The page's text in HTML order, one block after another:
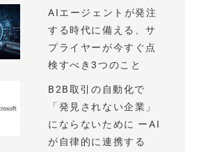
AIエージェントが発注
する時代に備える、サ
プライヤーが今すぐ点
検すべき3つのこと
B2B取引の自動化で
「発見されない企業」
にならないために ーAI
が自律的に連携する